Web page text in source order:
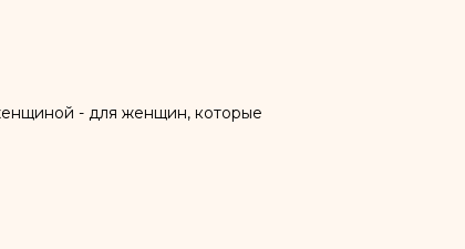
- для женщин, которые